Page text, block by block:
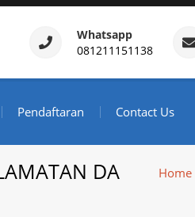
–
Whatsapp
081211151138
Pendaftaran Contact Us
DA Home